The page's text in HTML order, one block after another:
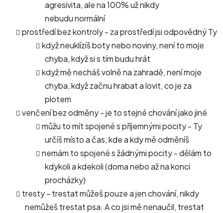
agresivita, ale na 100% už nikdy
nebudu normální
prostředí bez kontroly - za prostředí jsi odpovědný Ty
když neuklízíš boty nebo noviny, není to moje
chyba, když si s tím budu hrát
když mě necháš volně na zahradě, není moje
chyba, když začnu hrabat a lovit, co je za
plotem
venčení bez odměny - je to stejné chování jako jiné
můžu to mít spojené s příjemnými pocity - Ty
určíš místo a čas, kde a kdy mě odměníš
nemám to spojené s žádnými pocity - dělám to
kdykoli a kdekoli (doma nebo až na konci
procházky)
tresty - trestat můžeš pouze a jen chování, nikdy
nemůžeš trestat psa. A co jsi mě nenaučil, trestat